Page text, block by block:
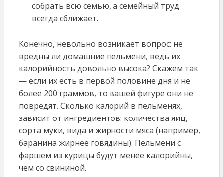
собрать всю семью, а семейный труд
всегда сближает.
Конечно, невольно возникает вопрос: не
вредны ли домашние пельмени, ведь их
калорийность довольно высока? Скажем так
— если их есть в первой половине дня и не
более 200 граммов, то вашей фигуре они не
повредят. Сколько калорий в пельменях,
зависит от ингредиентов: количества яиц,
сорта муки, вида и жирности мяса (например,
баранина жирнее говядины). Пельмени с
фаршем из курицы будут менее калорийны,
чем со свининой.